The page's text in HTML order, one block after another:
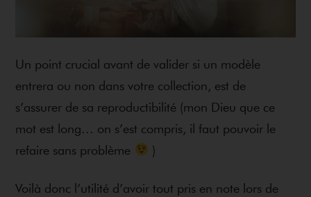
Un point crucial avant de valider si un modèle
entrera ou non dans votre collection, est de
s’assurer de sa reproductibilité (mon Dieu que ce
mot est long… on s’est compris, il faut pouvoir le
refaire sans problème
)
Voilà donc l’utilité d’avoir tout pris en note lors de